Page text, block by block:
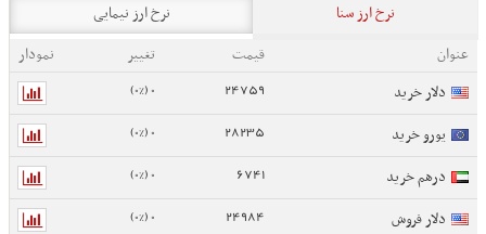
نرخ ارز سنا
نرخ ارز نیمایی
عنوان
قیمت تغییر
نمودار
دلار خرید
24759
0 (0%)
یورو خرید 28235
0 (0%)
درهم خرید 6741
0 (0%)
دلار فروش 24984
0 (0%)